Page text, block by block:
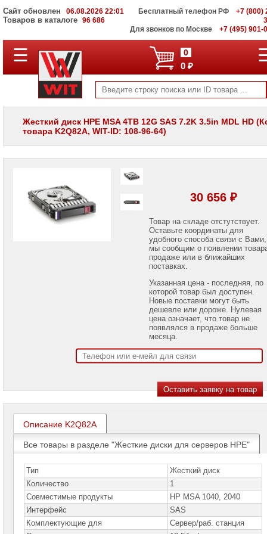
Сайт обновлен 06.08.2026 22:01
Товаров в каталоге 96 686
Бесплатный телефон РФ
+7 (800)
Для звонков по Москве
+7 (495) 901-
ПОЛНЫЙ
КАТАЛОГ
Корпоративные
серверы
WIT
Системы
хранения
Мониторы
LCD
панели
Name
Принтеры
плоттеры
МФУ
Серверы
Name
Серверы
Huawei
Серверы
DELL
☰ 0
0 ₽
Жесткий диск HPE MSA 4TB 12G SAS 7.2K 3.5in MDL HD
товара K2Q82A, WIT-ID: 108-96-64)
30 656 ₽
Товар на складе отстутствует.
Оставьте координаты для
удобного способа связи с Вами,
мы сообщим о появлении
продаже или в ближайших
поставках.
Указанная цена - последняя, по
которой товар был доступен.
Новые поставки могут быть
дешевле или дороже. Нулевая
цена означает, что товар не
появлялся в продаже больше
месяца.
Описание K2Q82A
Все товары в разделе "Жесткие диски для серверов HPE"
Тип
Жесткий диск
Количество
1
Совместимые продукты
HP MSA 1040, 2040
Интерфейс
SAS
Комплектующие для
Сервер/раб. станция